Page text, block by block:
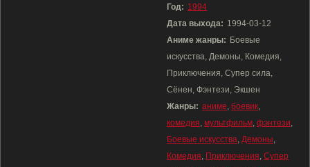
Год: 1994
Дата выхода: 1994-03-12
Аниме жанры: Боевые
искусства, Демоны, Комедия,
Приключения, Супер сила,
Сёнен, Фэнтези, Экшен
Жанры: аниме, боевик,
комедия, мультфильм, фэнтези,
Боевые искусства, Демоны,
Комедия, Приключения, Супер